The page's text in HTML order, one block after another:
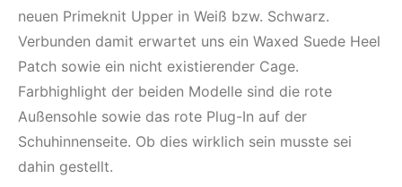
neuen Primeknit Upper in Weiß bzw. Schwarz.
Verbunden damit erwartet uns ein Waxed Suede Heel
Patch sowie ein nicht existierender Cage.
Farbhighlight der beiden Modelle sind die rote
Außensohle sowie das rote Plug-In auf der
Schuhinnenseite. Ob dies wirklich sein musste sei
dahin gestellt.